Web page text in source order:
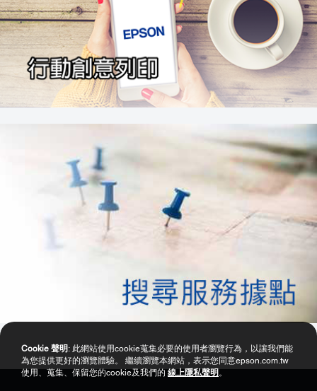
Cookie 聲明 : 此網站使用cookie蒐集必要的使用者瀏覽行為，以讓我們能
為您提供更好的瀏覽體驗。 繼續瀏覽本網站，表示您同意epson.com.tw
使用、蒐集、保留您的cookie及我們的 線上隱私聲明 。